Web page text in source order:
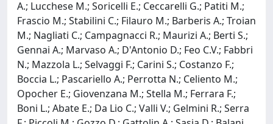
A.; Lucchese M.; Soricelli E.; Ceccarelli G.; Patiti M.;
Frascio M.; Stabilini C.; Filauro M.; Barberis A.; Troian
M.; Nagliati C.; Campagnacci R.; Maurizi A.; Berti S.;
Gennai A.; Marvaso A.; D'Antonio D.; Feo C.V.; Fabbri
N.; Mazzola L.; Selvaggi F.; Carini S.; Costanzo F.;
Boccia L.; Pascariello A.; Perrotta N.; Celiento M.;
Opocher E.; Giovenzana M.; Stella M.; Ferrara F.;
Boni L.; Abate E.; Da Lio C.; Valli V.; Gelmini R.; Serra